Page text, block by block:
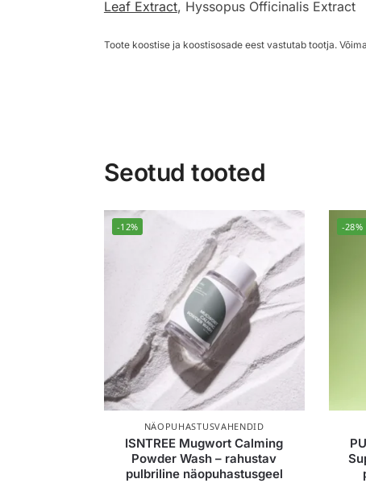
Leaf Extract, Hyssopus Officinalis Extract
Toote koostise ja koostisosade eest vastutab tootja.
Seotud tooted
-12%
NÄOPUHASTUSVAHENDID
ISNTREE Mugwort Calming
Powder Wash – rahustav
pulbriline näopuhastusgeel
-28%